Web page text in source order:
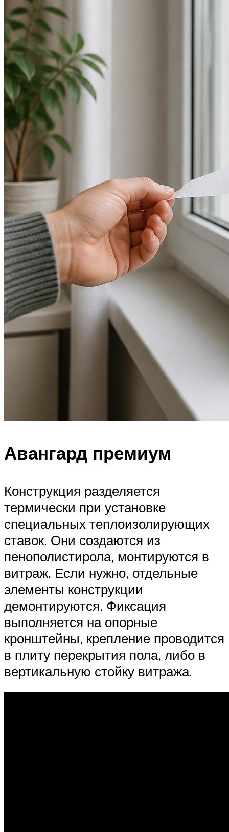
Авангард премиум
Конструкция разделяется
термически при установке
специальных теплоизолирующих
ставок. Они создаются из
пенополистирола, монтируются в
витраж. Если нужно, отдельные
элементы конструкции
демонтируются. Фиксация
выполняется на опорные
кронштейны, крепление проводится
в плиту перекрытия пола, либо в
вертикальную стойку витража.